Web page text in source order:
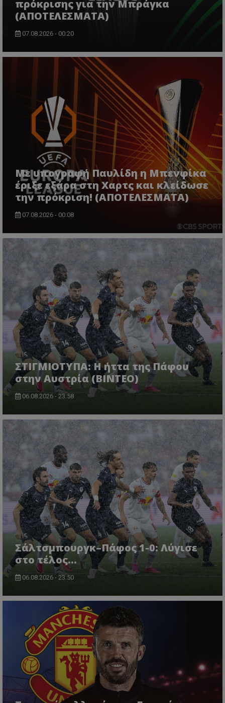
πρόκρισης για την Μπράγκα
(ΑΠΟΤΕΛΕΣΜΑΤΑ)
07.08.2026 - 00:20
Με υπογραφή Παυλίδη η Μπενφίκα
έριξε εξάρα στη Χαρτς και κλείδωσε
την πρόκριση! (ΑΠΟΤΕΛΕΣΜΑΤΑ)
07.08.2026 - 00:08
ΣΤΙΓΜΙΟΤΥΠΑ: Η ήττα της Πάφου
στην Αυστρία (ΒΙΝΤΕΟ)
06.08.2026 - 23:58
Σάλτσμπουργκ–Πάφος 1-0: Λύγισε
στο τέλος...
06.08.2026 - 23:50